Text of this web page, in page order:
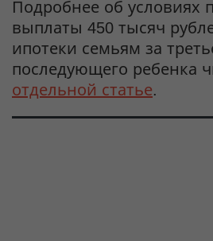
Подробнее об условиях
выплаты 450 тысяч
ипотеки семьям за
последующего ребенка
отдельной статье.